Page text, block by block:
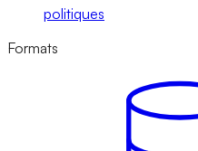
politiques
Formats